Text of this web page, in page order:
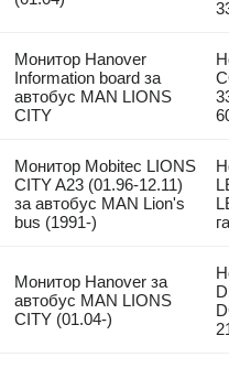
Монитор Hanover
Information board за
автобус MAN LIONS
CITY
Монитор Mobitec LIONS
CITY A23 (01.96-12.11)
за автобус MAN Lion's
bus (1991-)
Монитор Hanover за
автобус MAN LIONS
CITY (01.04-)